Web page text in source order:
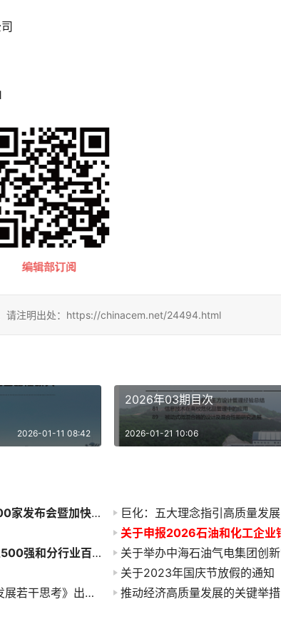
请注明出处：https://chinacem.net/24494.html
2026-01-11 08:42
2026年03期目次
2026-01-21 10:06
2022石油和化工企业销售收入前500家发布会暨加快建设世界一流企业高峰论坛即将盛大启幕！
巨化：五大理念指引高质量发展
关于做好2023中国石油和化工企业500强和分行业百强企业排行榜发布工作有关事项的通知
关于2023年国庆节放假的通知
焦点对话：写在《石化产业高质量发展若干思考》出版之际
推动经济高质量发展的关键举措